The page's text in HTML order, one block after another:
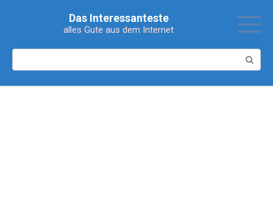
Das Interessanteste
alles Gute aus dem Internet